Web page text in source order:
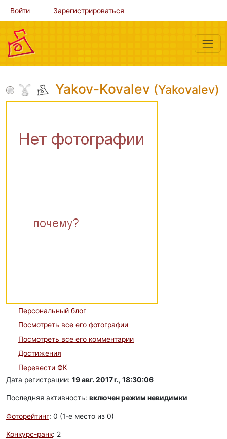
Войти Зарегистрироваться
Yakov-Kovalev (Yakovalev)
Персональный блог
Посмотреть все его фотографии
Посмотреть все его комментарии
Достижения
Перевести ФК
Дата регистрации: 19 авг. 2017 г., 18:30:06
Последняя активность: включен режим невидимки
Фоторейтинг: 0 (1-e место из 0)
Конкурс-ранк: 2